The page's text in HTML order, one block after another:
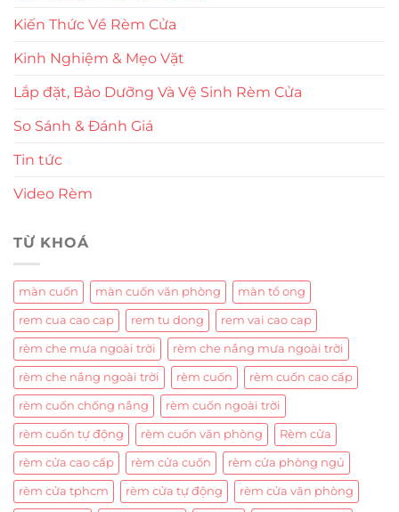
Kiến Thức Về Rèm Cửa
Kinh Nghiệm & Mẹo Vặt
Lắp đặt, Bảo Dưỡng Và Vệ Sinh Rèm Cửa
So Sánh & Đánh Giá
Tin tức
Video Rèm
TỪ KHOÁ
màn cuốn màn cuốn văn phòng màn tổ ong
rem cua cao cap rem tu dong rem vai cao cap
rèm che mưa ngoài trời rèm che nắng mưa ngoài trời
rèm che nắng ngoài trời rèm cuốn rèm cuốn cao cấp
rèm cuốn chống nắng rèm cuốn ngoài trời
rèm cuốn tự động rèm cuốn văn phòng Rèm cửa
rèm cửa cao cấp rèm cửa cuốn rèm cửa phòng ngủ
rèm cửa tphcm rèm cửa tự động rèm cửa văn phòng